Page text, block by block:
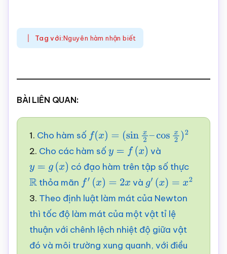
Tag với:Nguyên hàm nhận biết
BÀI LIÊN QUAN:
1. Cho hàm số f(x)= (sinx2–cosx2 )2
2. Cho các hàm số y =f( x )
và
y =g (x )
có đạo hàm trên tập số thực
Rthỏa mãn f′( x)= 2x và g′ (x)=x2
3. Theo định luật làm mát của Newton
thì tốc độ làm mát của một vật tỉ lệ
thuận với chênh lệch nhiệt độ giữa vật
đó và môi trường xung quanh, với điều